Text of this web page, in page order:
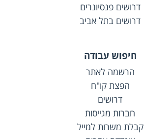
דרושים פנסיונרים
דרושים בתל אביב
חיפוש עבודה
הרשמה לאתר
הפצת קו"ח
דרושים
חברות מגייסות
קבלת משרות למייל